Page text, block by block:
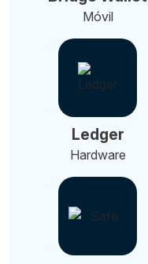
Móvil
Ledger
Hardware